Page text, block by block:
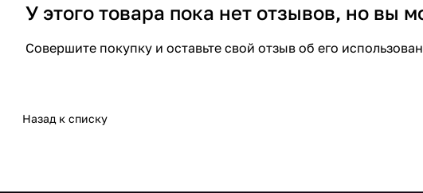
У этого товара пока нет отзывов, но вы
Совершите покупку и оставьте свой отзыв об его
Назад к списку